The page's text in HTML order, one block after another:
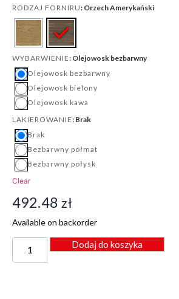
RODZAJ FORNIRU: Orzech Amerykański
WYBARWIENIE: Olejowosk bezbarwny
Olejowosk bezbarwny
Olejowosk bielony
Olejowosk kawa
LAKIEROWANIE: Brak
Brak
Bezbarwny półmat
Bezbarwny połysk
Clear
492.48 zł
Available on backorder
Dodaj do koszyka